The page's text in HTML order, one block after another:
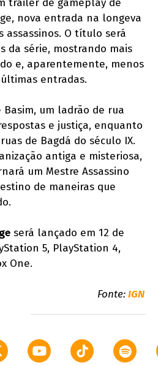
trailer de gameplay de
nova entrada na longeva
assassinos. O título será
da série, mostrando mais
e, aparentemente, menos
entradas.
um ladrão de rua
e justiça, enquanto
de Bagdá do século IX.
antiga e misteriosa,
um Mestre Assassino
de maneiras que
será lançado em 12 de
5, PlayStation 4,
One.
Fonte:IGN